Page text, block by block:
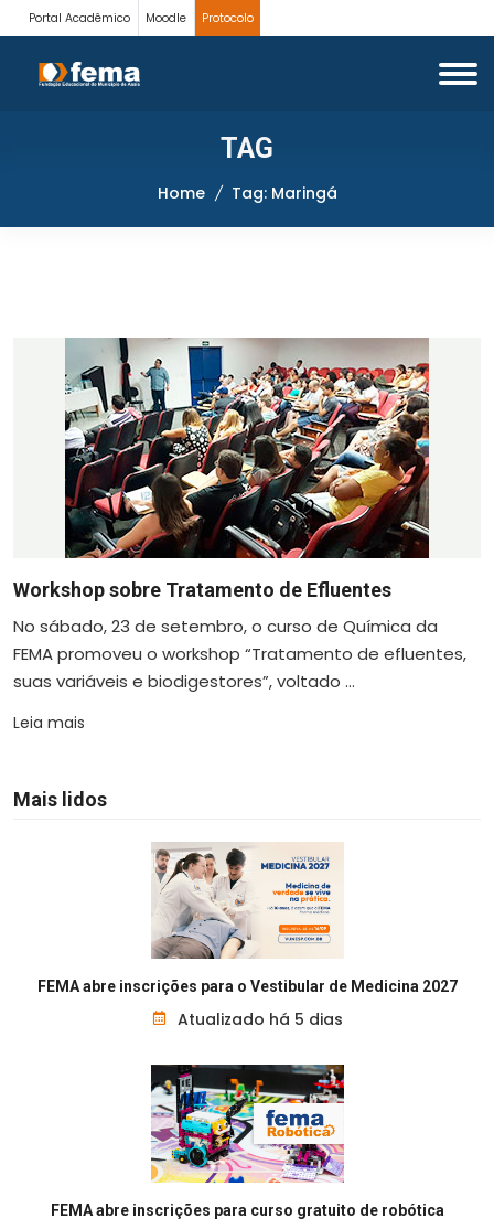
Portal Acadêmico Moodle Protocolo
TAG
Home Tag: Maringá
Workshop sobre Tratamento de Efluentes
No sábado, 23 de setembro, o curso de Química da
FEMA promoveu o workshop “Tratamento de efluentes,
suas variáveis e biodigestores”, voltado ...
Leia mais
Mais lidos
FEMA abre inscrições para o Vestibular de Medicina 2027
Atualizado há 5 dias
FEMA abre inscrições para curso gratuito de robótica